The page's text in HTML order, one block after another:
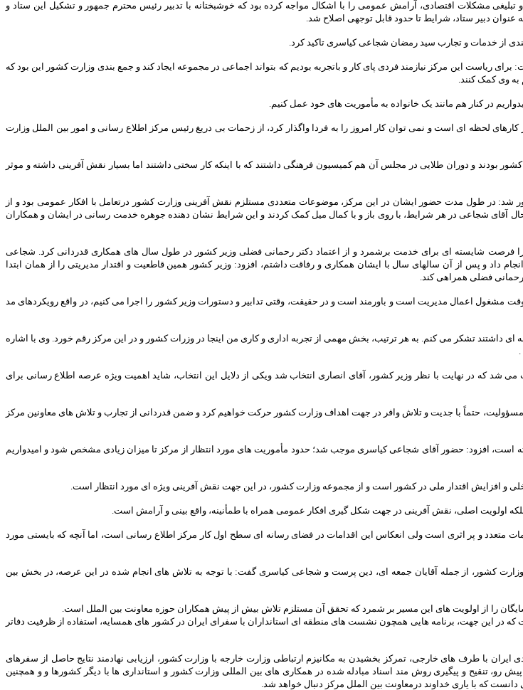
مشکلات اقتصادی، آرامش عمومی را با اشکال مواجه کرده بود که خوشبختانه با تدبیر رئیس محترم جمهور و تشکیل این ستاد و
دبیر ستاد، شرایط تا حدود قابل توجهی اصلاح شد.
از خدمات و تجارب سید رمضان شجاعی کیاسری تاکید کرد.
ریاست این مرکز نیازمند فردی پای کار و باتجربه بودیم که بتواند اجماعی در مجموعه ایجاد کند و جمع بندی وزارت کشور این بود که
وی کمک کنند.
در کنار هم مانند یک خانواده به مأموریت های خود عمل کنیم.
لحظه ای است و نمی توان کار امروز را به فردا واگذار کرد، از زحمات بی دریغ رئیس مرکز اطلاع رسانی و امور بین الملل وزارت
بودند و دوران طلایی در مجلس آن هم کمیسیون فرهنگی داشتند که با اینکه کار سختی داشتند اما بسیار نقش آفرینی داشته و موثر
در طول مدت حضور ایشان در این مرکز، موضوعات متعددی مستلزم نقش آفرینی وزارت کشور درتعامل با افکار عمومی بود و از
حال آقای شجاعی در هر شرایط، با روی باز و با کمال میل کمک کردند و این شرایط نشان دهنده جوهره خدمت رسانی در ایشان و همکاران
فرصت شایسته ای برای خدمت برشمرد و از اعتماد دکتر رحمانی فضلی وزیر کشور در طول سال های همکاری قدردانی کرد. شجاعی
داد و پس از آن سالهای سال با ایشان همکاری و رفاقت داشتم، افزود: وزیر کشور همین قاطعیت و اقتدار مدیریتی را از همان ابتدا
رحمانی فضلی همراهی کند.
مشغول اعمال مدیریت است و باورمند است و در حقیقت، وقتی تدابیر و دستورات وزیر کشور را اجرا می کنیم، در واقع رویکردهای مد
تشکر می کنم. به هر ترتیب، بخش مهمی از تجربه اداری و کاری من اینجا در وزرات کشور و در این مرکز رقم خورد. وی با اشاره
شد که در نهایت با نظر وزیر کشور، آقای انصاری انتخاب شد ویکی از دلایل این انتخاب، شاید اهمیت ویژه عرصه اطلاع رسانی برای
مسؤولیت، حتماً با جدیت و تلاش وافر در جهت اهداف وزارت کشور حرکت خواهیم کرد و ضمن قدردانی از تجارب و تلاش های معاونین مرکز
است، افزود: حضور آقای شجاعی کیاسری موجب شد؛ حدود مأموریت های مورد انتظار از مرکز تا میزان زیادی مشخص شود و امیدواریم
افزایش اقتدار ملی در کشور است و از مجموعه وزارت کشور، در این جهت نقش آفرینی ویژه ای مورد انتظار است.
اولویت اصلی، نقش آفرینی در جهت شکل گیری افکار عمومی همراه با طمأنینه، واقع بینی و آرامش است.
متعدد و پر اثری است ولی انعکاس این اقدامات در فضای رسانه ای سطح اول کار مرکز اطلاع رسانی است، اما آنچه که بایستی مورد
کشور، از جمله آقایان جمعه ای، دین پرست و شجاعی کیاسری گفت: با توجه به تلاش های انجام شده در این عرصه، در بخش بین
را از اولویت های این مسیر بر شمرد که تحقق آن مستلزم تلاش بیش از پیش همکاران حوزه معاونت بین الملل است.
مقابله با تحریمها یکی از برنامه هاست که در این جهت، برنامه هایی همچون نشست های منطقه ای استانداران با سفرای ایران در کشور های همسایه، استفاده از ظرفیت دفاتر
با طرف های خارجی، تمرکز بخشیدن به مکانیزم ارتباطی وزارت خارجه با وزارت کشور، ارزیابی نهادمند نتایج حاصل از سفرهای
و پیگیری روش مند اسناد مبادله شده در همکاری های بین المللی وزارت کشور و استانداری ها با دیگر کشورها و و همچنین
که با یاری خداوند درمعاونت بین الملل مرکز دنبال خواهد شد.